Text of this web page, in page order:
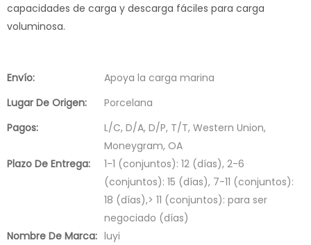
capacidades de carga y descarga fáciles para carga
voluminosa.
Envío:
Apoya la carga marina
Lugar De Origen:
Porcelana
Pagos:
L/C, D/A, D/P, T/T, Western Union,
Moneygram, OA
Plazo De Entrega:
1-1 (conjuntos): 12 (días), 2-6
(conjuntos): 15 (días), 7-11 (conjuntos):
18 (días),> 11 (conjuntos): para ser
negociado (días)
Nombre De Marca: luyi